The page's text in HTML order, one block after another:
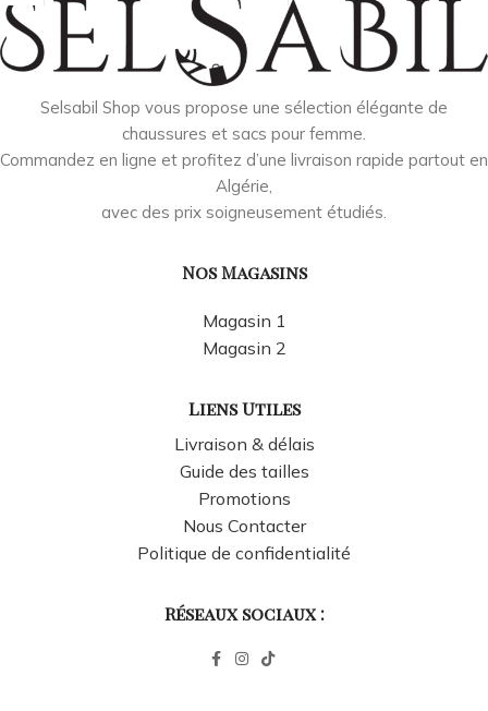
Selsabil Shop vous propose une sélection élégante de
chaussures et sacs pour femme.
Commandez en ligne et profitez d’une livraison rapide partout en
Algérie,
avec des prix soigneusement étudiés.
Nos Magasins
Magasin 1
Magasin 2
Liens Utiles
Livraison & délais
Guide des tailles
Promotions
Nous Contacter
Politique de confidentialité
Réseaux sociaux :